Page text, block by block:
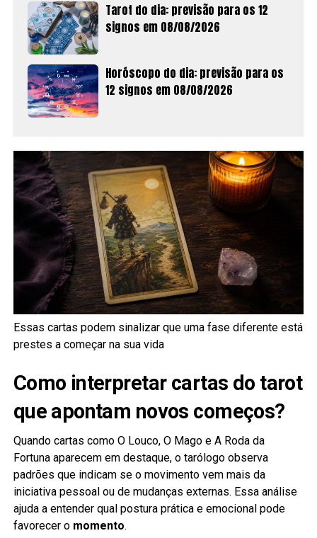
Tarot do dia: previsão para os 12
signos em 08/08/2026
Horóscopo do dia: previsão para os
12 signos em 08/08/2026
Essas cartas podem sinalizar que uma fase diferente está
prestes a começar na sua vida
Como interpretar cartas do tarot
que apontam novos começos?
Quando cartas como O Louco, O Mago e A Roda da
Fortuna aparecem em destaque, o tarólogo observa
padrões que indicam se o movimento vem mais da
iniciativa pessoal ou de mudanças externas. Essa análise
ajuda a entender qual postura prática e emocional pode
favorecer o momento.